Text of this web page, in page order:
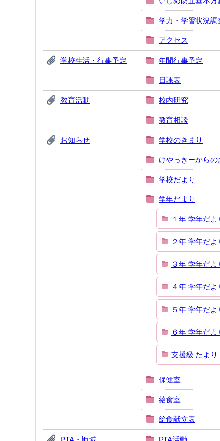
学力・学習状況調
アクセス
学校生活・行事予定 年間行事予定
日課表
教育活動 校内研究
教育相談
お知らせ 学校のきまり
けやっきーからの
学校だより
学年だより
１年 学年だよ
２年 学年だよ
３年 学年だよ
４年 学年だよ
５年 学年だよ
６年 学年だよ
支援級 たより
保健室
給食室
給食献立表
PTA・地域 PTA活動